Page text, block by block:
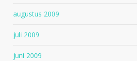
augustus 2009
juli 2009
juni 2009